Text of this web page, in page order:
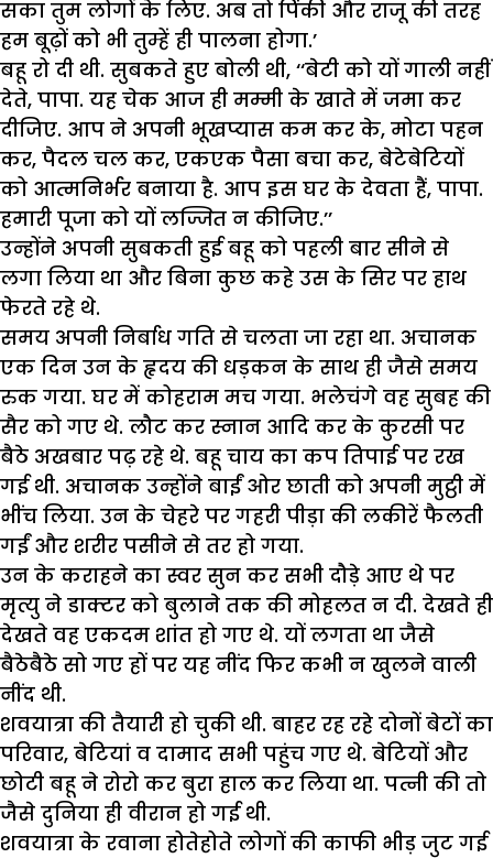
सका तुम लोगों के लिए. अब तो पिंकी और राजू की तरह
हम बूढ़ों को भी तुम्हें ही पालना होगा.’
बहू रो दी थी. सुबकते हुए बोली थी, ‘‘बेटी को यों गाली नहीं
देते, पापा. यह चेक आज ही मम्मी के खाते में जमा कर
दीजिए. आप ने अपनी भूखप्यास कम कर के, मोटा पहन
कर, पैदल चल कर, एकएक पैसा बचा कर, बेटेबेटियों
को आत्मनिर्भर बनाया है. आप इस घर के देवता हैं, पापा.
हमारी पूजा को यों लज्जित न कीजिए.’’
उन्होंने अपनी सुबकती हुई बहू को पहली बार सीने से
लगा लिया था और बिना कुछ कहे उस के सिर पर हाथ
फेरते रहे थे.
समय अपनी निर्बाध गति से चलता जा रहा था. अचानक
एक दिन उन के हृदय की धड़कन के साथ ही जैसे समय
रुक गया. घर में कोहराम मच गया. भलेचंगे वह सुबह की
सैर को गए थे. लौट कर स्नान आदि कर के कुरसी पर
बैठे अखबार पढ़ रहे थे. बहू चाय का कप तिपाई पर रख
गई थी. अचानक उन्होंने बाईं ओर छाती को अपनी मुट्ठी में
भींच लिया. उन के चेहरे पर गहरी पीड़ा की लकीरें फैलती
गईं और शरीर पसीने से तर हो गया.
उन के कराहने का स्वर सुन कर सभी दौड़े आए थे पर
मृत्यु ने डाक्टर को बुलाने तक की मोहलत न दी. देखते ही
देखते वह एकदम शांत हो गए थे. यों लगता था जैसे
बैठेबैठे सो गए हों पर यह नींद फिर कभी न खुलने वाली
नींद थी.
शवयात्रा की तैयारी हो चुकी थी. बाहर रह रहे दोनों बेटों का
परिवार, बेटियां व दामाद सभी पहुंच गए थे. बेटियों और
छोटी बहू ने रोरो कर बुरा हाल कर लिया था. पत्नी की तो
जैसे दुनिया ही वीरान हो गई थी.
शवयात्रा के रवाना होतेहोते लोगों की काफी भीड़ जुट गई